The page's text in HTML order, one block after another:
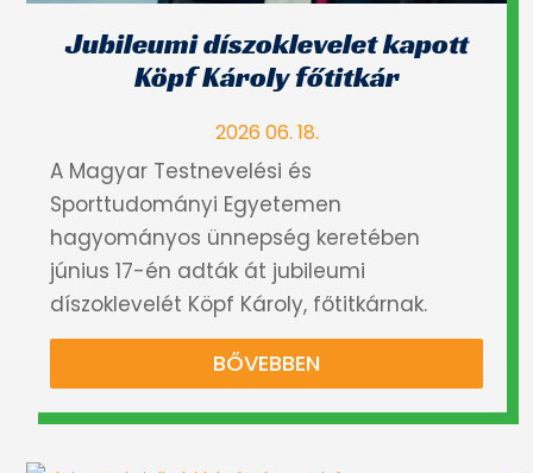
Jubileumi díszoklevelet kapott
Köpf Károly főtitkár
2026 06. 18.
A Magyar Testnevelési és
Sporttudományi Egyetemen
hagyományos ünnepség keretében
június 17-én adták át jubileumi
díszoklevelét Köpf Károly, főtitkárnak.
BŐVEBBEN